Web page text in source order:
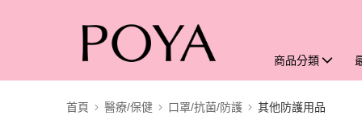
商品分類
首頁 醫療/保健 口罩/抗菌/防護 其他防護用品